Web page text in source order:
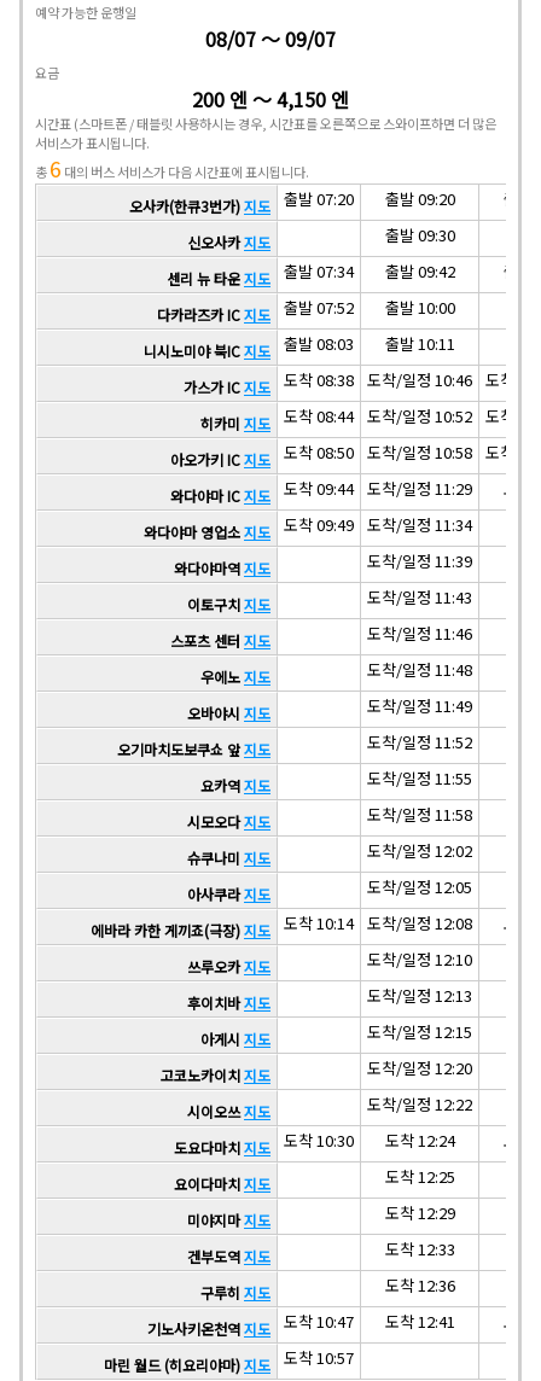
예약 가능한 운행일
08/07 ～ 09/07
요금
200 엔 ～ 4,150 엔
시간표 (스마트폰 / 태블릿 사용하시는 경우, 시간표를 오른쪽으로 스와이프하면 더 많은
서비스가 표시됩니다.
총6 대의 버스 서비스가 다음 시간표에 표시됩니다.
오사카(한큐3번가)지도 출발 07:20 출발 09:20 출발
신오사카지도 출발 09:30
센리 뉴 타운지도 출발 07:34 출발 09:42 출발
다카라즈카 IC지도 출발 07:52 출발 10:00
니시노미야 북IC지도 출발 08:03 출발 10:11
가스가 IC지도 도착 08:38 도착/일정 10:46 도착/일
히카미 지도 도착 08:44 도착/일정 10:52 도착/일
아오가키 IC지도 도착 08:50 도착/일정 10:58 도착/일
와다야마 IC지도 도착 09:44 도착/일정 11:29 도착
와다야마 영업소지도 도착 09:49 도착/일정 11:34
와다야마역지도 도착/일정 11:39
이토구치지도 도착/일정 11:43
스포츠 센터 지도 도착/일정 11:46
우에노지도 도착/일정 11:48
오바야시 지도 도착/일정 11:49
오기마치도보쿠쇼 앞지도 도착/일정 11:52
요카역지도 도착/일정 11:55
시모오다지도 도착/일정 11:58
슈쿠나미 지도 도착/일정 12:02
아사쿠라지도 도착/일정 12:05
에바라 카한 게끼죠(극장)지도 도착 10:14 도착/일정 12:08 도착
쓰루오카지도 도착/일정 12:10
후이치바지도 도착/일정 12:13
아게시 지도 도착/일정 12:15
고코노카이치지도 도착/일정 12:20
시이오쓰지도 도착/일정 12:22
도요다마치지도 도착 10:30 도착 12:24 도착
요이다마치지도 도착 12:25
미야지마지도 도착 12:29
겐부도역지도 도착 12:33
구루히 지도 도착 12:36
기노사키온천역지도 도착 10:47 도착 12:41 도착
마린 월드 (히요리야마)지도 도착 10:57